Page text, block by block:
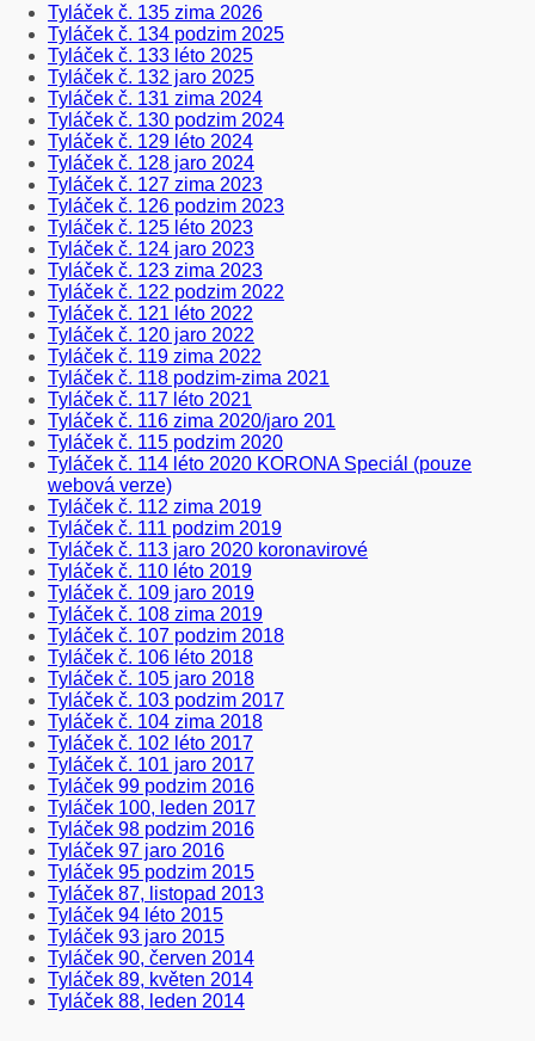
Tyláček č. 135 zima 2026
Tyláček č. 134 podzim 2025
Tyláček č. 133 léto 2025
Tyláček č. 132 jaro 2025
Tyláček č. 131 zima 2024
Tyláček č. 130 podzim 2024
Tyláček č. 129 léto 2024
Tyláček č. 128 jaro 2024
Tyláček č. 127 zima 2023
Tyláček č. 126 podzim 2023
Tyláček č. 125 léto 2023
Tyláček č. 124 jaro 2023
Tyláček č. 123 zima 2023
Tyláček č. 122 podzim 2022
Tyláček č. 121 léto 2022
Tyláček č. 120 jaro 2022
Tyláček č. 119 zima 2022
Tyláček č. 118 podzim-zima 2021
Tyláček č. 117 léto 2021
Tyláček č. 116 zima 2020/jaro 201
Tyláček č. 115 podzim 2020
Tyláček č. 114 léto 2020 KORONA Speciál (pouze
webová verze)
Tyláček č. 112 zima 2019
Tyláček č. 111 podzim 2019
Tyláček č. 113 jaro 2020 koronavirové
Tyláček č. 110 léto 2019
Tyláček č. 109 jaro 2019
Tyláček č. 108 zima 2019
Tyláček č. 107 podzim 2018
Tyláček č. 106 léto 2018
Tyláček č. 105 jaro 2018
Tyláček č. 103 podzim 2017
Tyláček č. 104 zima 2018
Tyláček č. 102 léto 2017
Tyláček č. 101 jaro 2017
Tyláček 99 podzim 2016
Tyláček 100, leden 2017
Tyláček 98 podzim 2016
Tyláček 97 jaro 2016
Tyláček 95 podzim 2015
Tyláček 87, listopad 2013
Tyláček 94 léto 2015
Tyláček 93 jaro 2015
Tyláček 90, červen 2014
Tyláček 89, květen 2014
Tyláček 88, leden 2014